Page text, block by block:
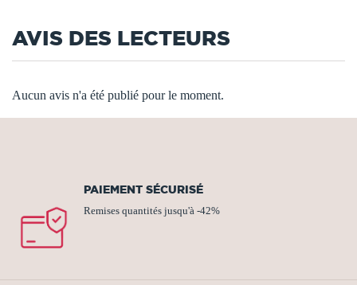
AVIS DES LECTEURS
Aucun avis n'a été publié pour le moment.
PAIEMENT SÉCURISÉ
Remises quantités jusqu'à -42%